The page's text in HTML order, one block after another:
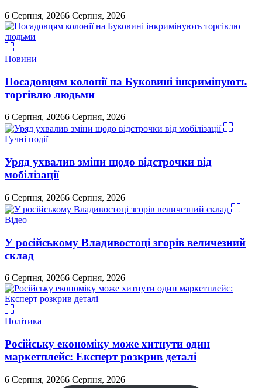
6 Серпня, 20266 Серпня, 2026
Новини
Посадовцям колонії на Буковині інкримінують
торгівлю людьми
6 Серпня, 20266 Серпня, 2026
Гучні події
Уряд ухвалив зміни щодо відстрочки від
мобілізації
6 Серпня, 20266 Серпня, 2026
Відео
У російському Владивостоці згорів величезний
склад
6 Серпня, 20266 Серпня, 2026
Політика
Російську економіку може хитнути один
маркетплейс: Експерт розкрив деталі
6 Серпня, 20266 Серпня, 2026